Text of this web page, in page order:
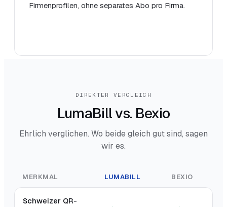
Firmenprofilen, ohne separates Abo pro Firma.
DIREKTER VERGLEICH
LumaBill vs. Bexio
Ehrlich verglichen. Wo beide gleich gut sind, sagen
wir es.
MERKMAL LUMABILL BEXIO
Schweizer QR-